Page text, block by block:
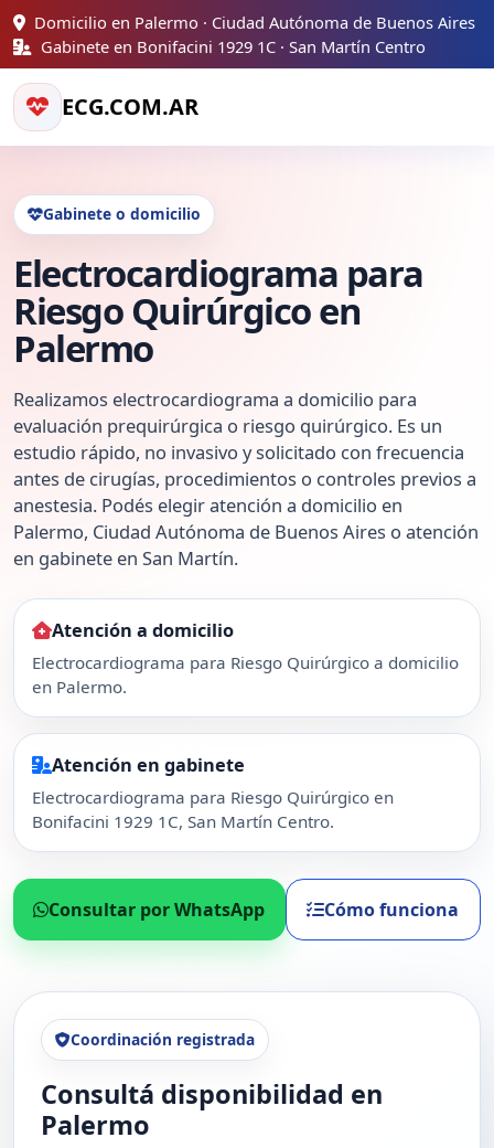
Domicilio en Palermo · Ciudad Autónoma de Buenos Aires
Gabinete en Bonifacini 1929 1C · San Martín Centro
ECG.COM.AR
Gabinete o domicilio
Electrocardiograma para
Riesgo Quirúrgico en
Palermo
Realizamos electrocardiograma a domicilio para
evaluación prequirúrgica o riesgo quirúrgico. Es un
estudio rápido, no invasivo y solicitado con frecuencia
antes de cirugías, procedimientos o controles previos a
anestesia. Podés elegir atención a domicilio en
Palermo, Ciudad Autónoma de Buenos Aires o atención
en gabinete en San Martín.
Atención a domicilio
Electrocardiograma para Riesgo Quirúrgico a domicilio
en Palermo.
Atención en gabinete
Electrocardiograma para Riesgo Quirúrgico en
Bonifacini 1929 1C, San Martín Centro.
Consultar por WhatsApp Cómo funciona
Coordinación registrada
Consultá disponibilidad en
Palermo